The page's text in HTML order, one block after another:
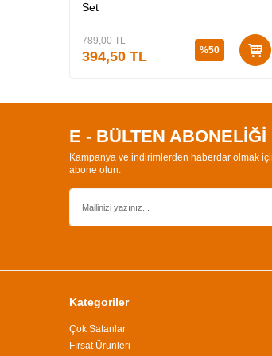
Set
789,00TL
394,50 TL %50
E - BÜLTEN ABONELİĞİ
Kampanya ve indirimlerden haberdar olmak
abone olun.
Kategoriler
Çok Satanlar
Fırsat Ürünleri